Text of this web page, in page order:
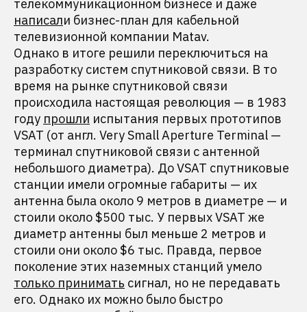
телекоммуникационном бизнесе и даже
написали бизнес-план для кабельной
телевизионной компании Matav.
Однако в итоге решили переключиться на
разработку систем спутниковой связи. В то
время на рынке спутниковой связи
происходила настоящая революция — в 1983
году прошли испытания первых прототипов
VSAT (от англ. Very Small Aperture Terminal —
терминал спутниковой связи с антенной
небольшого диаметра). До VSAT спутниковые
станции имели огромные габариты — их
антенна была около 9 метров в диаметре — и
стоили около $500 тыс. У первых VSAT же
диаметр антенны был меньше 2 метров и
стоили они около $6 тыс. Правда, первое
поколение этих наземных станций умело
только принимать сигнал, но не передавать
его. Однако их можно было быстро